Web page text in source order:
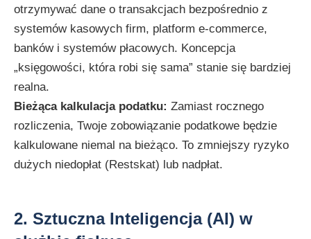
otrzymywać dane o transakcjach bezpośrednio z
systemów kasowych firm, platform e-commerce,
banków i systemów płacowych. Koncepcja
„księgowości, która robi się sama” stanie się bardziej
realna.
Bieżąca kalkulacja podatku: Zamiast rocznego
rozliczenia, Twoje zobowiązanie podatkowe będzie
kalkulowane niemal na bieżąco. To zmniejszy ryzyko
dużych niedopłat (Restskat) lub nadpłat.
2. Sztuczna Inteligencja (AI) w